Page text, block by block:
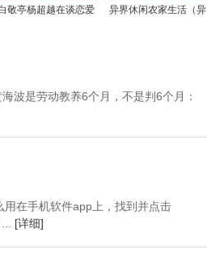
敬亭杨超越在谈恋爱
异界休闲农家生活（异
波是劳动教养6个月，不是判6个月：
在手机软件app上，找到并点击
[详细]